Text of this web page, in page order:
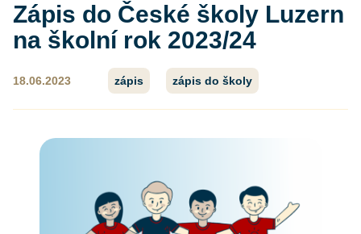
Zápis do České školy Luzern
na školní rok 2023/24
18.06.2023 zápis zápis do školy